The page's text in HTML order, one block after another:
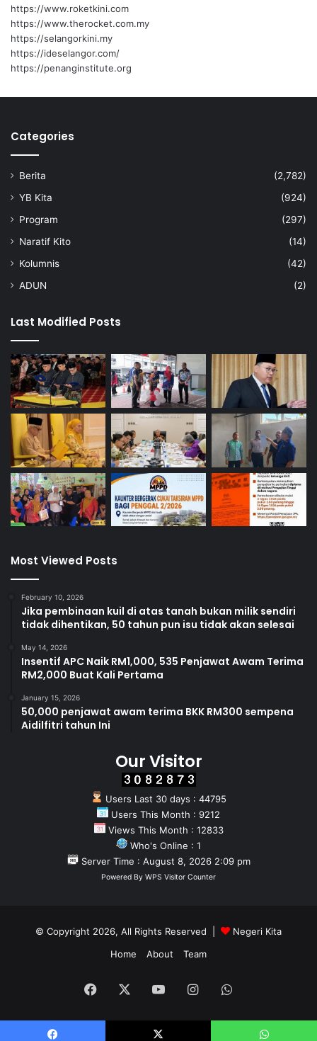
https://www.roketkini.com
https://www.therocket.com.my
https://selangorkini.my
https://ideselangor.com/
https://penanginstitute.org
Categories
Berita
(2,782)
YB Kita
(924)
Program
(297)
Naratif Kito
(14)
Kolumnis
(42)
ADUN
(2)
Last Modified Posts
Most Viewed Posts
February 10, 2026
Jika pembinaan kuil di atas tanah bukan milik sendiri
tidak dihentikan, 50 tahun pun isu tidak akan selesai
May 14, 2026
Insentif APC Naik RM1,000, 535 Penjawat Awam Terima
RM2,000 Buat Kali Pertama
January 15, 2026
50,000 penjawat awam terima BKK RM300 sempena
Aidilfitri tahun Ini
Our Visitor
Users Last 30 days : 44795
Users This Month : 9212
Views This Month : 12833
Who's Online : 1
Server Time : August 8, 2026 2:09 pm
Powered By WPS Visitor Counter
© Copyright 2026, All Rights Reserved |
Negeri Kita
Home
About Team
Facebook YouTubeInstagramWhatsApp